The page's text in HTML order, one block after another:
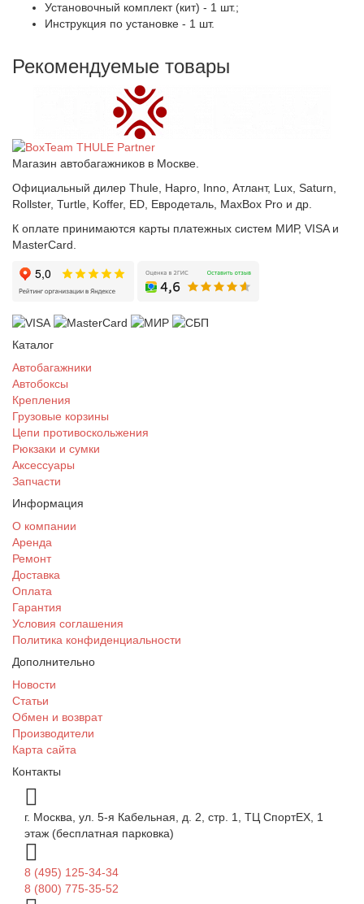
Установочный комплект (кит) - 1 шт.;
Инструкция по установке - 1 шт.
Рекомендуемые товары
Магазин автобагажников в Москве.
Официальный дилер Thule, Hapro, Inno, Атлант, Lux, Saturn,
Rollster, Turtle, Koffer, ED, Евродеталь, MaxBox Pro и др.
К оплате принимаются карты платежных систем МИР, VISA и
MasterCard.
Каталог
Автобагажники
Автобоксы
Крепления
Грузовые корзины
Цепи противоскольжения
Рюкзаки и сумки
Аксессуары
Запчасти
Информация
О компании
Аренда
Ремонт
Доставка
Оплата
Гарантия
Условия соглашения
Политика конфиденциальности
Дополнительно
Новости
Статьи
Обмен и возврат
Производители
Карта сайта
Контакты
г. Москва, ул. 5-я Кабельная, д. 2, стр. 1, ТЦ СпортEX, 1
этаж (бесплатная парковка)
8 (495) 125-34-34
8 (800) 775-35-52